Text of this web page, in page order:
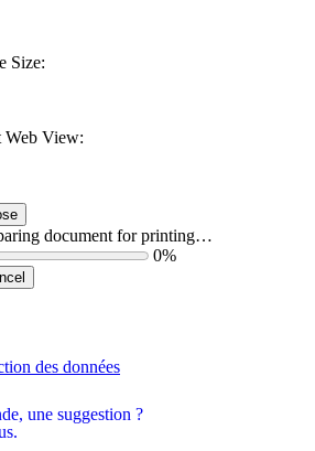
Size:
Web View:
document for printing…
0%
des données
une suggestion ?